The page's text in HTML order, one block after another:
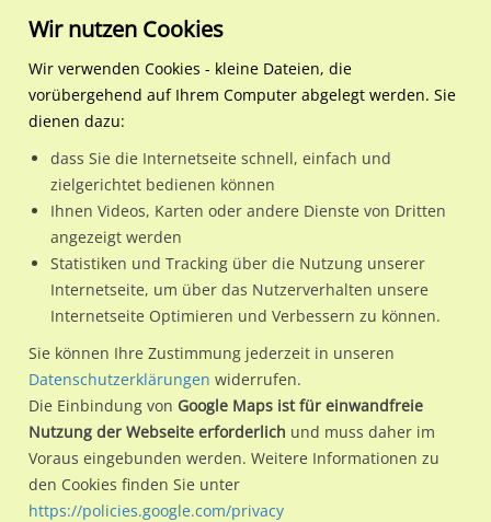
Regionale Plakatwerbung Bayern
Ingolstadt
Münchener Str. 11/We.re.
Münchener Str. 11/We.re.
85051 / Ingolstadt / Antonviertel
Nutze günstige Werbemöglichkeiten am Standort
Münchener Str. 11/We.re.im Ortsteil Antonviertel)in
Ingolstadt.
Wir erheben für jede unserer Werbeflächen individuelle und
aktuelleStandortinformationenundLeistungswerte. Damit
kannst du dich schon vor der Buchung im Detail über den
Standort, seine Reichweite und Werbewirkung sowie
eventuelle Beschränkungen in den zugelassenen
Wir nutzen Cookies
Wir verwenden Cookies - kleine Dateien, die
vorübergehend auf Ihrem Computer abgelegt werden. Sie
dienen dazu:
dass Sie die Internetseite schnell, einfach und
zielgerichtet bedienen können
Ihnen Videos, Karten oder andere Dienste von Dritten
angezeigt werden
Statistiken und Tracking über die Nutzung unserer
Internetseite, um über das Nutzerverhalten unsere
Internetseite Optimieren und Verbessern zu können.
Sie können Ihre Zustimmung jederzeit in unseren
Datenschutzerklärungen widerrufen.
Die Einbindung von Google Maps ist für einwandfreie
Nutzung der Webseite erforderlich und muss daher im
Voraus eingebunden werden. Weitere Informationen zu
den Cookies finden Sie unter
https://policies.google.com/privacy